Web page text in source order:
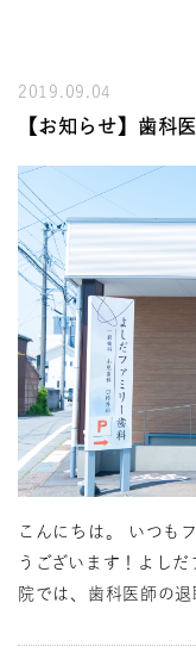
2019.09.04
【お知らせ】歯科
こんにちは。 いつも
うございます！よし
院では、歯科医師の